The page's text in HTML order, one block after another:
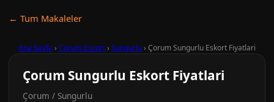
← Tum Makaleler
Ana Sayfa › Çorum Escort› Sungurlu› Çorum Sungurlu Eskort Fiyatlari
Çorum Sungurlu Eskort Fiyatlari
Çorum / Sungurlu